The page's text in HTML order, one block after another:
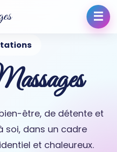
être, de détente et
soi, dans un cadre
et chaleureux.